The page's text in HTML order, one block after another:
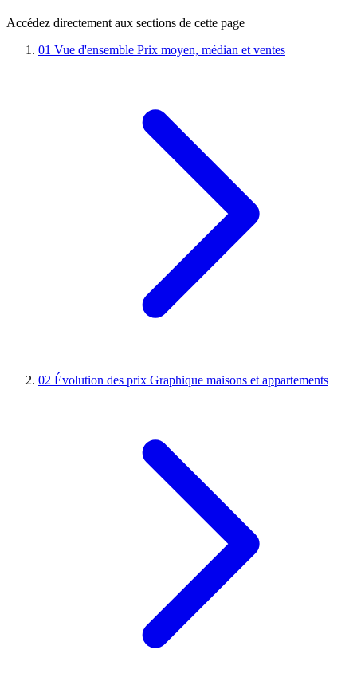
Accédez directement aux sections de cette page
01 Vue d'ensemble Prix moyen, médian et ventes
02 Évolution des prix Graphique maisons et appartements